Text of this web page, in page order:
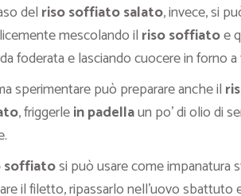
delriso soffiato salato, invece, si
mescolando ilriso soffiatoe
foderata e lasciando cuocere in forno
sperimentare può preparare anche il
, friggerlein padellaun po’ di olio di
soffiatosi può usare come impanatura
il filetto, ripassarlo nell’uovo sbattuto